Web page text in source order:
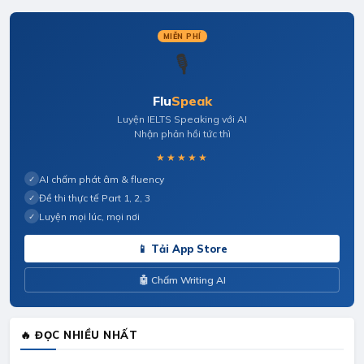
MIỄN PHÍ
🎙️
FluSpeak
Luyện IELTS Speaking với AI
Nhận phản hồi tức thì
★★★★★
✓ AI chấm phát âm & fluency
✓ Đề thi thực tế Part 1, 2, 3
✓ Luyện mọi lúc, mọi nơi
📱 Tải App Store
🤖 Chấm Writing AI
🔥 ĐỌC NHIỀU NHẤT